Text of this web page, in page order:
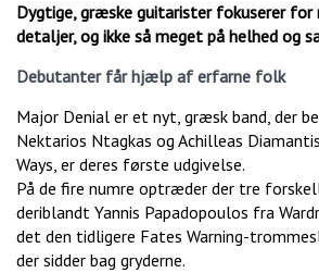
Dygtige, græske guitarister fokuserer
detaljer, og ikke så meget på helhed og
Debutanter får hjælp af erfarne folk
Major Denial er et nyt, græsk band, der
Nektarios Ntagkas og Achilleas
Ways, er deres første udgivelse.
På de fire numre optræder der tre
deriblandt Yannis Papadopoulos fra
det den tidligere Fates Warning-
der sidder bag gryderne.